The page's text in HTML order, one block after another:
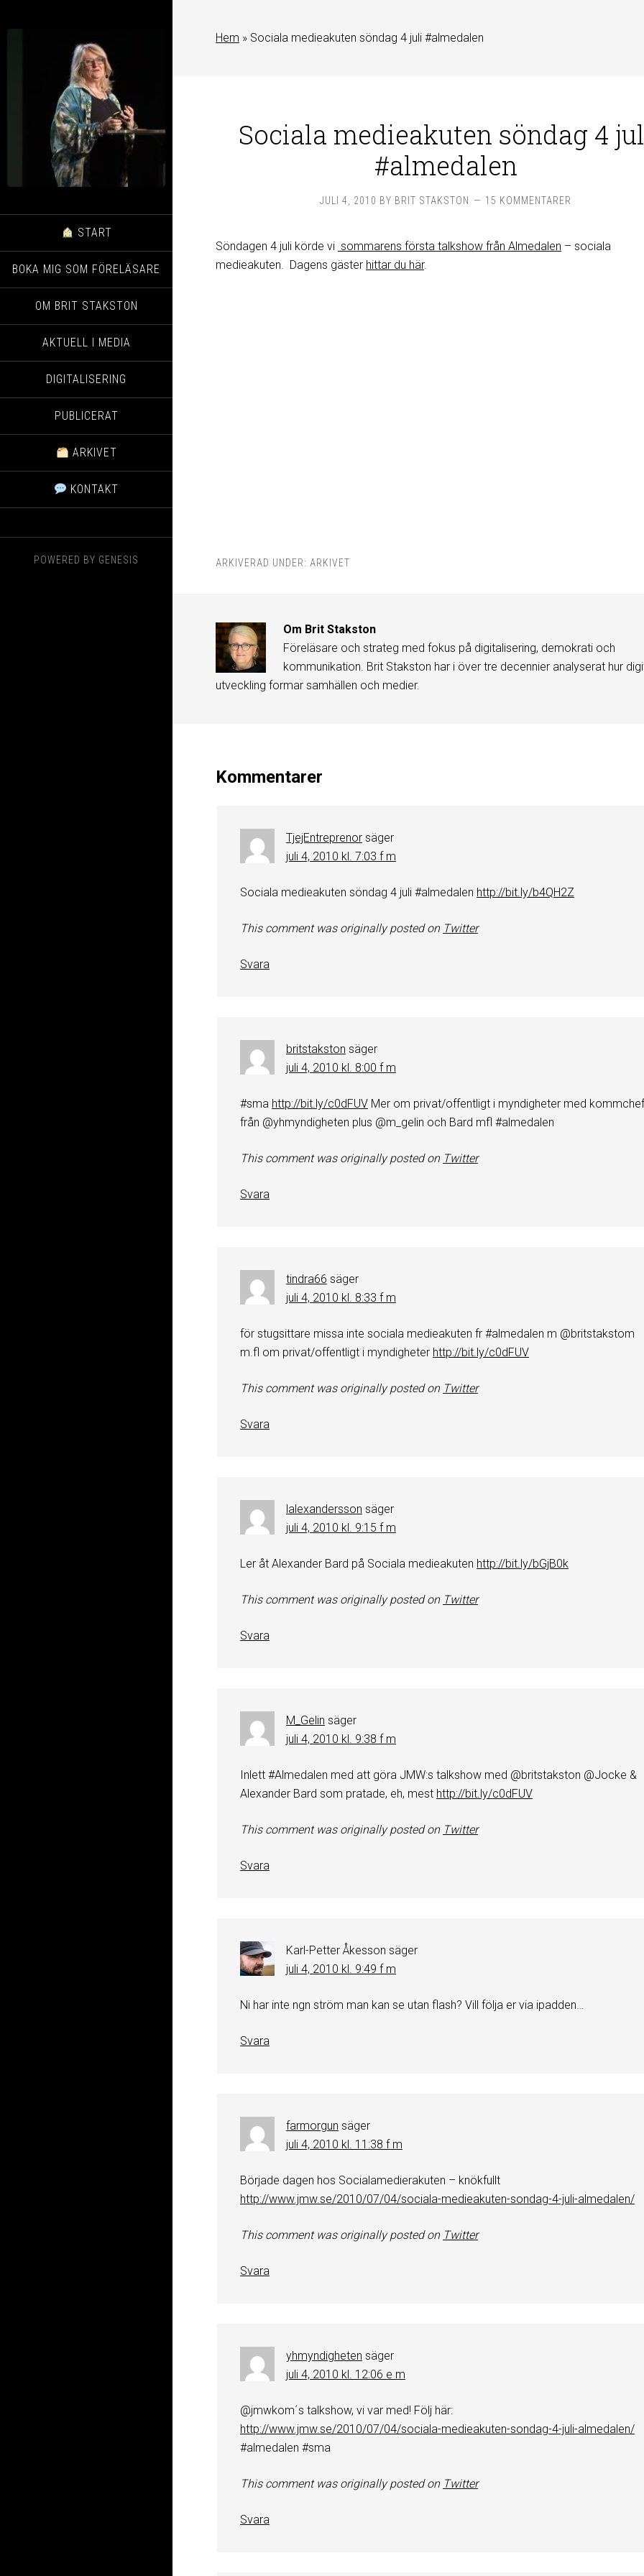
START
BOKA MIG SOM FÖRELÄSARE
OM BRIT STAKSTON
AKTUELL I MEDIA
DIGITALISERING
PUBLICERAT
ARKIVET
KONTAKT
POWERED BY GENESIS
Hem » Sociala medieakuten söndag 4 juli #almedalen
Sociala medieakuten söndag 4
#almedalen
JULI 4, 2010 BY BRIT STAKSTON 15 KOMMENTARER
Söndagen 4 juli körde vi sommarens första talkshow från Almedalen – sociala
medieakuten. Dagens gäster hittar du här.
ARKIVERAD UNDER: ARKIVET
Om Brit Stakston
Föreläsare och strateg med fokus på digitalisering, demokrati och
kommunikation. Brit Stakston har i över tre decennier analyserat hur
utveckling formar samhällen och medier.
Kommentarer
TjejEntreprenor säger
juli 4, 2010 kl. 7:03 f m
Sociala medieakuten söndag 4 juli #almedalen http://bit.ly/b4QH2Z
This comment was originally posted on Twitter
Svara
britstakston säger
juli 4, 2010 kl. 8:00 f m
#sma http://bit.ly/c0dFUV Mer om privat/offentligt i myndigheter med kommchef
från @yhmyndigheten plus @m_gelin och Bard mfl #almedalen
This comment was originally posted on Twitter
Svara
tindra66 säger
juli 4, 2010 kl. 8:33 f m
för stugsittare missa inte sociala medieakuten fr #almedalen m @britstakstom
m.fl om privat/offentligt i myndigheter http://bit.ly/c0dFUV
This comment was originally posted on Twitter
Svara
lalexandersson säger
juli 4, 2010 kl. 9:15 f m
Ler åt Alexander Bard på Sociala medieakuten http://bit.ly/bGjB0k
This comment was originally posted on Twitter
Svara
M_Gelin säger
juli 4, 2010 kl. 9:38 f m
Inlett #Almedalen med att göra JMW:s talkshow med @britstakston @Jocke &
Alexander Bard som pratade, eh, mest http://bit.ly/c0dFUV
This comment was originally posted on Twitter
Svara
Karl-Petter Åkesson säger
juli 4, 2010 kl. 9:49 f m
Ni har inte ngn ström man kan se utan flash? Vill följa er via ipadden…
Svara
farmorgun säger
juli 4, 2010 kl. 11:38 f m
Började dagen hos Socialamedierakuten – knökfullt
http://www.jmw.se/2010/07/04/sociala-medieakuten-sondag-4-juli-almedalen/
This comment was originally posted on Twitter
Svara
yhmyndigheten säger
juli 4, 2010 kl. 12:06 e m
@jmwkom´s talkshow, vi var med! Följ här:
http://www.jmw.se/2010/07/04/sociala-medieakuten-sondag-4-juli-almedalen/
#almedalen #sma
This comment was originally posted on Twitter
Svara